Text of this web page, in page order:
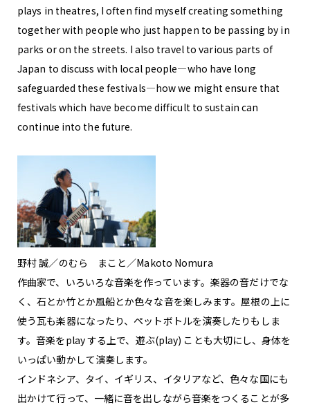
plays in theatres, I often find myself creating something
together with people who just happen to be passing by in
parks or on the streets. I also travel to various parts of
Japan to discuss with local people—who have long
safeguarded these festivals—how we might ensure that
festivals which have become difficult to sustain can
continue into the future.
野村 誠／のむら まこと／Makoto Nomura
作曲家で、いろいろな音楽を作っています。楽器の音だけでな
く、石とか竹とか風船とか色々な音を楽しみます。屋根の上に
使う瓦も楽器になったり、ペットボトルを演奏したりもしま
す。音楽をplay する上で、遊ぶ(play) ことも大切にし、身体を
いっぱい動かして演奏します。
インドネシア、タイ、イギリス、イタリアなど、色々な国にも
出かけて行って、一緒に音を出しながら音楽をつくることが多